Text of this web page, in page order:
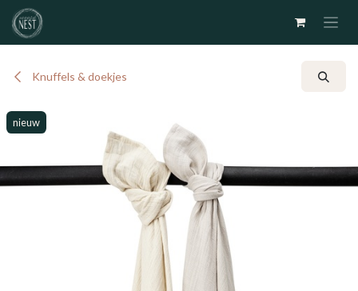
Overslaan naar inhoud
Knuffels & doekjes
nieuw